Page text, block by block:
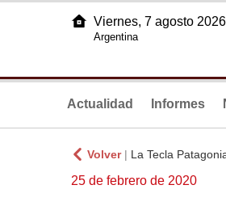
Viernes, 7 agosto 2026
Argentina
Actualidad Informes
Volver| La Tecla
25 de febrero de 2020